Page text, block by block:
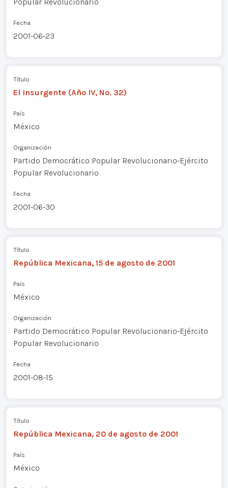
Fecha
2001-06-23
Título
El Insurgente (Año IV, No. 32)
País
México
Organización
Partido Democrático Popular Revolucionario-Ejército
Popular Revolucionario
Fecha
2001-06-30
Título
República Mexicana, 15 de agosto de 2001
País
México
Organización
Partido Democrático Popular Revolucionario-Ejército
Popular Revolucionario
Fecha
2001-08-15
Título
República Mexicana, 20 de agosto de 2001
País
México